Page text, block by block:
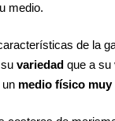
medio.
de la
variedad que a su
un medio físico